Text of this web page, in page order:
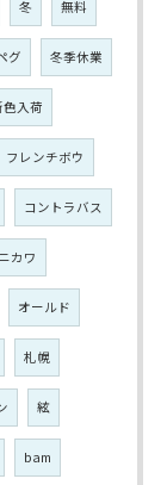
冬 無料
グ 冬季休業
色入荷
フレンチボウ
コントラバス
ニカワ
オールド
札幌
絃
bam